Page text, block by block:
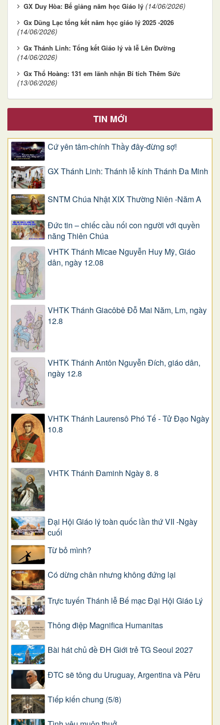
GX Duy Hòa: Bế giảng năm học Giáo lý (14/06/2026)
Gx Dũng Lạc tổng kết năm học giáo lý 2025 -2026
(14/06/2026)
Gx Thánh Linh: Tổng kết Giáo lý và lễ Lên Đường
(14/06/2026)
Gx Thổ Hoàng: 131 em lãnh nhận Bí tích Thêm Sức
(13/06/2026)
TIN MỚI
Cứ yên tâm-chính Thầy đây-đừng sợ!
GX Thánh Linh: Thánh lễ kính Thánh Đa Minh
SNTM Chúa Nhật XIX Thường Niên -Năm A
Đức tin – chiếc cầu nối con người với quyền
năng Thiên Chúa
VHTK Thánh Micae Nguyễn Huy Mỹ, Giáo
dân, ngày 12.08
VHTK Thánh Giacôbê Ðỗ Mai Năm, Lm, ngày
12.8
VHTK Thánh Antôn Nguyễn Ðích, giáo dân,
ngày 12.8
VHTK Thánh Laurensô Phó Tế - Tử Đạo Ngày
10.8
VHTK Thánh Đaminh Ngày 8. 8
Đại Hội Giáo lý toàn quốc lần thứ VII -Ngày
cuối
Từ bỏ mình?
Có dừng chân nhưng không đứng lại
Trực tuyến Thánh lễ Bế mạc Đại Hội Giáo Lý
Thông điệp Magnifica Humanitas
Bài hát chủ đề ĐH Giới trẻ TG Seoul 2027
ĐTC sẽ tông du Uruguay, Argentina và Pêru
Tiếp kiến chung (5/8)